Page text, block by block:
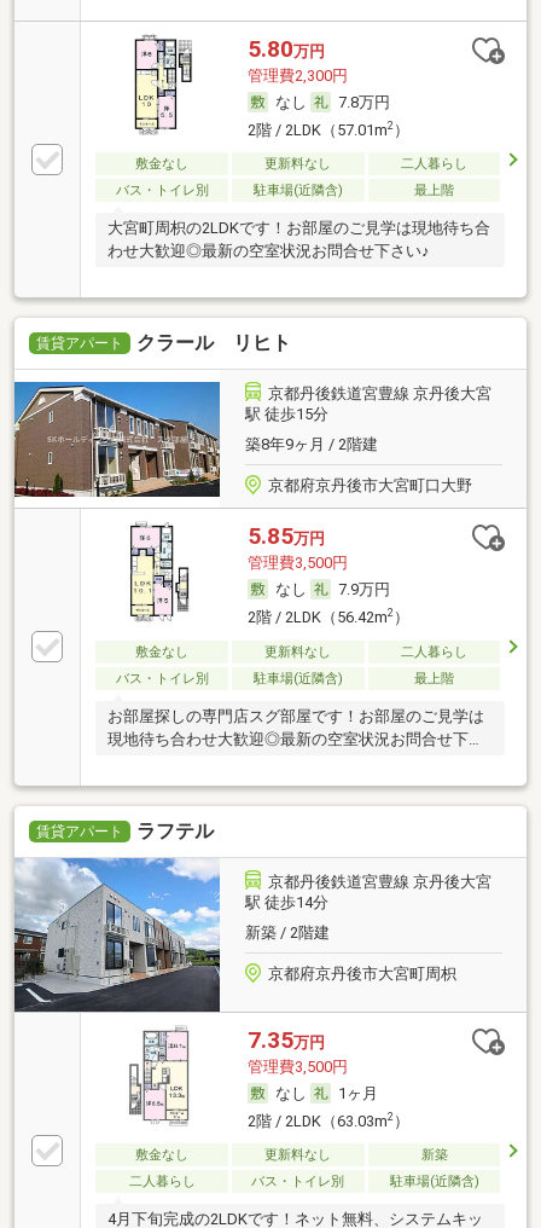
5.80万円
管理費2,300円
なし
7.8万円
2階 / 2LDK（57.01m2）
敷金なし 更新料なし
二人暮らし
バス・トイレ別
駐車場(近隣含) 最上階
大宮町周枳の2LDKです！お部屋のご見学は現地待ち合
わせ大歓迎◎最新の空室状況お問合せ下さい♪
賃貸アパート クラール リヒト
京都丹後鉄道宮豊線 京丹後大宮
駅 徒歩15分
築8年9ヶ月 / 2階建
京都府京丹後市大宮町口大野
5.85万円
管理費3,500円
なし
7.9万円
2階 / 2LDK（56.42m2）
敷金なし 更新料なし
二人暮らし
バス・トイレ別
駐車場(近隣含) 最上階
お部屋探しの専門店スグ部屋です！お部屋のご見学は
現地待ち合わせ大歓迎◎最新の空室状況お問合せ下さ
賃貸アパート ラフテル
京都丹後鉄道宮豊線 京丹後大宮
駅 徒歩14分
新築 / 2階建
京都府京丹後市大宮町周枳
7.35万円
管理費3,500円
なし
1ヶ月
2階 / 2LDK（63.03m2）
敷金なし 更新料なし
新築
二人暮らし
バス・トイレ別 駐車場(近隣含)
4月下旬完成の2LDKです！ネット無料、システムキッ